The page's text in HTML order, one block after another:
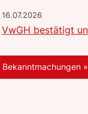
16.07.2026
VwGH bestätigt
Bekanntmachungen »